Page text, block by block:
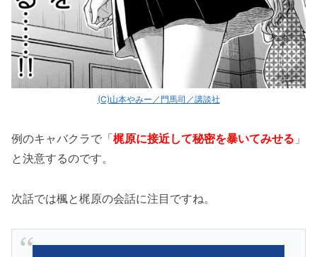
(C)山本やみー／門馬司／講談社
例のキャバクラで「梶原に接近して秘密を暴いてみせる 」
と決意するのです。
次話では楓と梶原の会話に注目ですね。